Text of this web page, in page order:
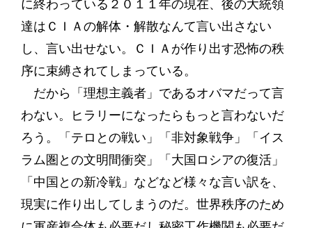
に終わっている２０１１年の現在、後の大統領
達はＣＩＡの解体・解散なんて言い出さない
し、言い出せない。ＣＩＡが作り出す恐怖の秩
序に束縛されてしまっている。
だから「理想主義者」であるオバマだって言
わない。ヒラリーになったらもっと言わないだ
ろう。「テロとの戦い」「非対象戦争」「イス
ラム圏との文明間衝突」「大国ロシアの復活」
「中国との新冷戦」などなど様々な言い訳を、
現実に作り出してしまうのだ。世界秩序のため